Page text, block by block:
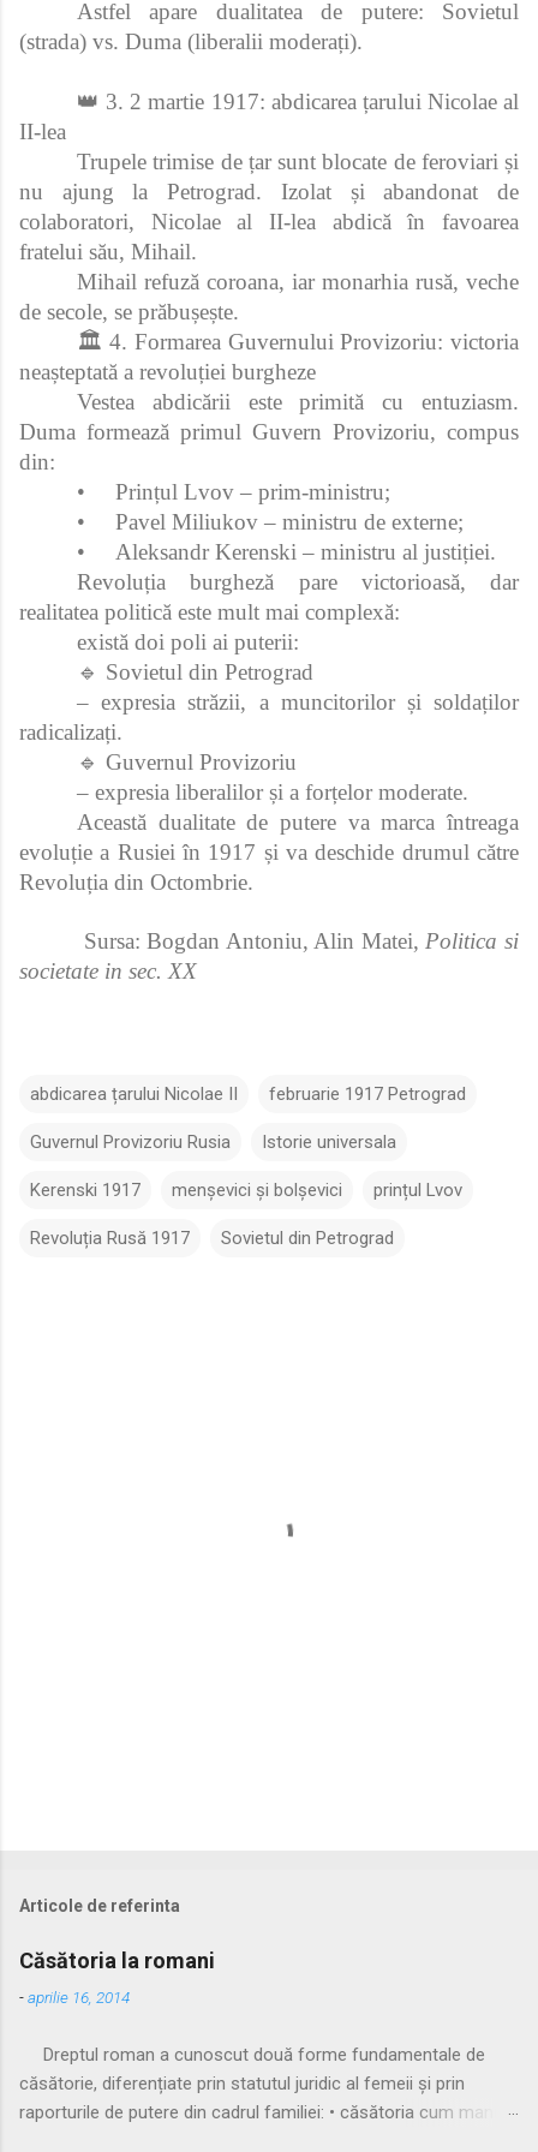
Astfel apare dualitatea de putere: Sovietul
(strada) vs. Duma (liberalii moderați).
👑 3. 2 martie 1917: abdicarea țarului Nicolae al
II-lea
Trupele trimise de țar sunt blocate de feroviari și
nu ajung la Petrograd. Izolat și abandonat de
colaboratori, Nicolae al II-lea abdică în favoarea
fratelui său, Mihail.
Mihail refuză coroana, iar monarhia rusă, veche
de secole, se prăbușește.
🏛 4. Formarea Guvernului Provizoriu: victoria
neașteptată a revoluției burgheze
Vestea abdicării este primită cu entuziasm.
Duma formează primul Guvern Provizoriu, compus
din:
•
Prințul Lvov – prim‑ministru;
•
Pavel Miliukov – ministru de externe;
•
Aleksandr Kerenski – ministru al justiției.
Revoluția burgheză pare victorioasă, dar
realitatea politică este mult mai complexă:
există doi poli ai puterii:
🔹 Sovietul din Petrograd
– expresia străzii, a muncitorilor și soldaților
radicalizați.
🔹 Guvernul Provizoriu
– expresia liberalilor și a forțelor moderate.
Această dualitate de putere va marca întreaga
evoluție a Rusiei în 1917 și va deschide drumul către
Revoluția din Octombrie.
Sursa: Bogdan Antoniu, Alin Matei, Politica si
societate in sec. XX
abdicarea țarului Nicolae II februarie 1917 Petrograd
Guvernul Provizoriu Rusia Istorie universala
Kerenski 1917 menșevici și bolșevici prințul Lvov
Revoluția Rusă 1917 Sovietul din Petrograd
Articole de referinta
Căsătoria la romani
-aprilie 16, 2014
Dreptul roman a cunoscut două forme fundamentale de
căsătorie, diferențiate prin statutul juridic al femeii și prin
raporturile de putere din cadrul familiei: • căsătoria cum manus